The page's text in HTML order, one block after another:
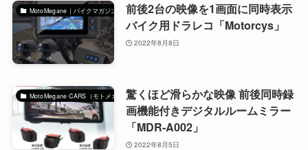
MotoMegane｜バイクマガジン
前後2台の映像を1画面に同時表示
バイク用ドラレコ「Motorcys」
2022年8月8日
MotoMegane CARS（モトメガネカーズ）｜自動車マガジン驚くほど滑らかな映像 前後同時録
画機能付きデジタルルームミラー
「MDR-A002」
2022年8月5日